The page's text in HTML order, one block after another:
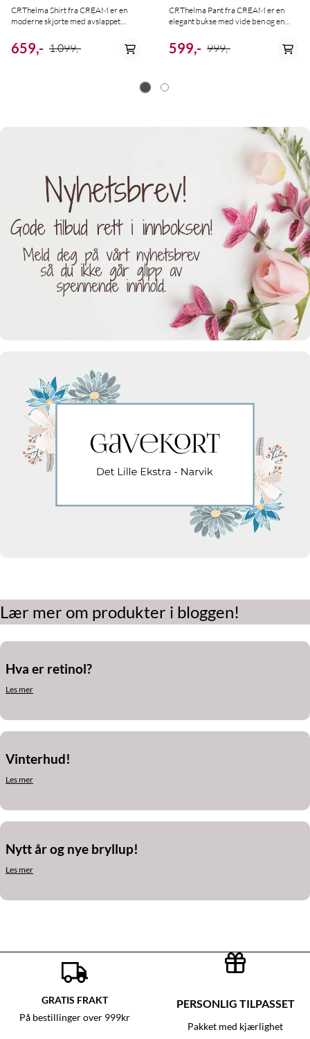
CRThelma Shirt fra CREAM er en
moderne skjorte med avslappet
silhuett. Modellen har klassisk
skjortekrage, knappelukking foran og
659,- 1.099,-
CRThelma Pant fra CREAM er en
elegant bukse med vide ben og en
fra hofte til kant. Modellen har linning
med beltehemper, praktisk lukking i
599,- 999,-
Lær mer om produkter i bloggen!
Hva er retinol?
Les mer
Vinterhud!
Les mer
Nytt år og nye bryllup!
Les mer
GRATIS FRAKT
På bestillinger over 999kr
PERSONLIG TILPASSET
Pakket med kjærlighet